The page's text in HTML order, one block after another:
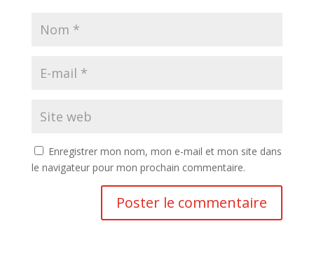
Enregistrer mon nom, mon e-mail et mon site dans
le navigateur pour mon prochain commentaire.